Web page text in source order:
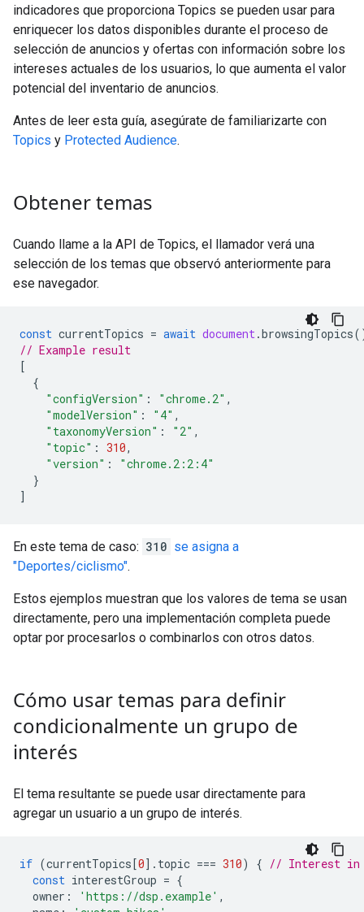
indicadores que proporciona Topics se pueden usar para
enriquecer los datos disponibles durante el proceso de
selección de anuncios y ofertas con información sobre los
intereses actuales de los usuarios, lo que aumenta el valor
potencial del inventario de anuncios.
Antes de leer esta guía, asegúrate de familiarizarte con
Topics y Protected Audience.
Obtener temas
Cuando llame a la API de Topics, el llamador verá una
selección de los temas que observó anteriormente para
ese navegador.
const currentTopics = await document .browsingTopics
// Example result
[
{
"configVersion" : "chrome.2" ,
"modelVersion" : "4" ,
"taxonomyVersion" : "2" ,
"topic" : 310,
"version" :
"chrome.2:2:4"
}
]
En este tema de caso: 310 se asigna a
"Deportes/ciclismo".
Estos ejemplos muestran que los valores de tema se usan
directamente, pero una implementación completa puede
optar por procesarlos o combinarlos con otros datos.
Cómo usar temas para definir
condicionalmente un grupo de
interés
El tema resultante se puede usar directamente para
agregar un usuario a un grupo de interés.
if (currentTopics[0]. topic === 310) { // Interest in
const interestGroup = {
owner : 'https://dsp.example' ,